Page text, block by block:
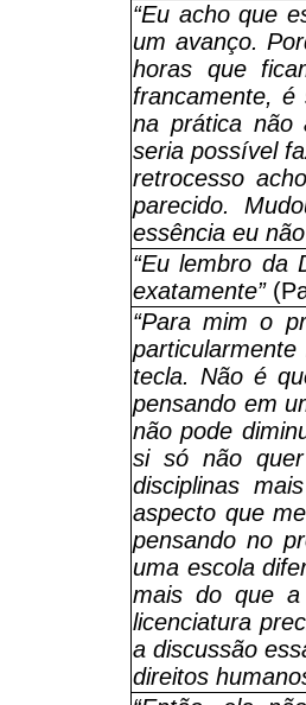
“Eu acho que
um avanço.
horas que
francamente,
na prática não
seria possível
retrocesso
parecido.
essência eu
“Eu lembro da
exatamente”
“Para mim o
tecla. Não é
pensando em
não pode
si só não
disciplinas
aspecto que
pensando no
uma escola
mais do que a
licenciatura
a discussão
direitos